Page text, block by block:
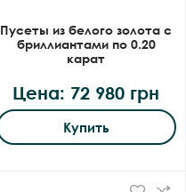
Пусеты из белого золота с
бриллиантами по 0.20
карат
Цена: 72 980 грн
Купить